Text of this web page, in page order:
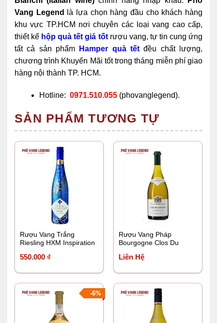
Vang Legend
là lựa chọn hàng đầu cho khách hàng
khu vực TP.HCM nơi chuyên các loại vang cao cấp,
thiết kế hộp quà tết giá tốt rượu vang, tự tin cung ứng
tất cả sản phẩm
Hamper quà tết đều chất lượng,
chương trình Khuyến Mãi tốt trong tháng miễn phí giao
hàng nội thành TP. HCM.
Hotline: 0971.510.055 (phovanglegend).
SẢN PHẨM TƯƠNG TỰ
Rượu Vang Trắng
Riesling HXM Inspiration
550.000 ₫
Rượu Vang Pháp
Bourgogne Clos Du
Liên Hệ
-6%